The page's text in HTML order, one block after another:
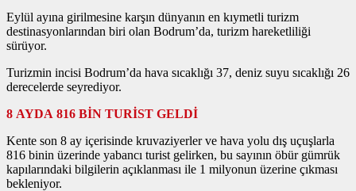
Eylül ayına girilmesine karşın dünyanın en kıymetli turizm
destinasyonlarından biri olan Bodrum’da, turizm hareketliliği
sürüyor.
Turizmin incisi Bodrum’da hava sıcaklığı 37, deniz suyu sıcaklığı 26
derecelerde seyrediyor.
8 AYDA 816 BİN TURİST GELDİ
Kente son 8 ay içerisinde kruvaziyerler ve hava yolu dış uçuşlarla
816 binin üzerinde yabancı turist gelirken, bu sayının öbür gümrük
kapılarındaki bilgilerin açıklanması ile 1 milyonun üzerine çıkması
bekleniyor.